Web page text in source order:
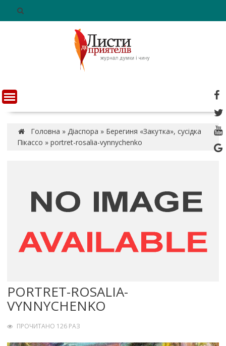
n
t
Головна » Діаспора » Берегиня «Закутка», сусідка
Пікассо » portret-rosalia-vynnychenko
PORTRET-ROSALIA-
VYNNYCHENKO
ПРОЧИТАНО 126 РАЗ